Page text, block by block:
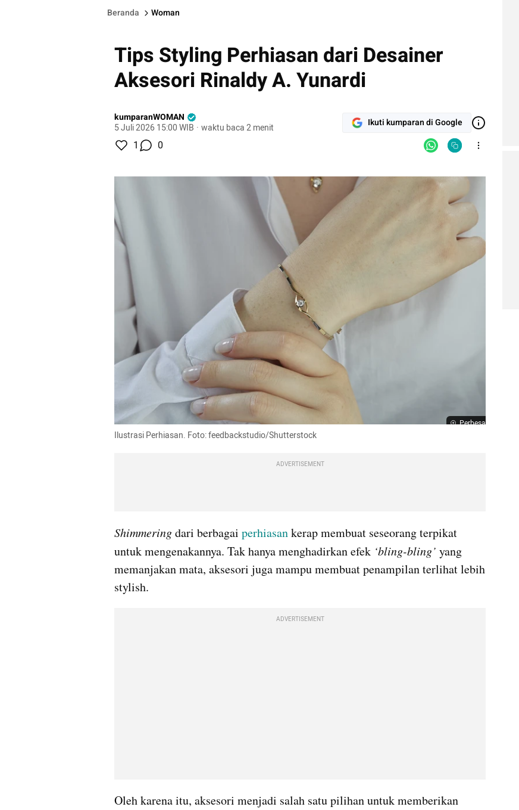
Beranda Woman
Tips Styling Perhiasan dari Desainer
Aksesori Rinaldy A. Yunardi
kumparanWOMAN
5 Juli 2026 15:00 WIB · waktu baca 2 menit Ikuti kumparan di Google
1 0
Perbesar
Ilustrasi Perhiasan. Foto: feedbackstudio/Shutterstock
ADVERTISEMENT
Shimmering dari berbagai perhiasan kerap membuat seseorang terpikat
untuk mengenakannya. Tak hanya menghadirkan efek ‘bling-bling’ yang
memanjakan mata, aksesori juga mampu membuat penampilan terlihat lebih
stylish.
ADVERTISEMENT
Oleh karena itu, aksesori menjadi salah satu pilihan untuk memberikan